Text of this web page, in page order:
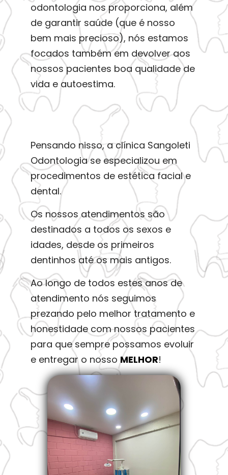
odontologia nos proporciona, além
de garantir saúde (que é nosso
bem mais precioso), nós estamos
focados também em devolver aos
nossos pacientes boa qualidade de
vida e autoestima.
Pensando nisso, a clínica Sangoleti
Odontologia se especializou em
procedimentos de estética facial e
dental.
Os nossos atendimentos são
destinados a todos os sexos e
idades, desde os primeiros
dentinhos até os mais antigos.
Ao longo de todos estes anos de
atendimento nós seguimos
prezando pelo melhor tratamento e
honestidade com nossos pacientes
para que sempre possamos evoluir
e entregar o nossoMELHOR!